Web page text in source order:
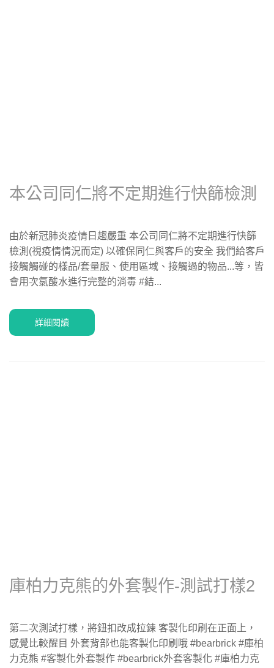
本公司同仁將不定期進行快篩檢測
由於新冠肺炎疫情日趨嚴重 本公司同仁將不定期進行快篩
檢測(視疫情情況而定) 以確保同仁與客戶的安全 我們給客戶
接觸觸碰的樣品/套量服、使用區域、接觸過的物品...等，皆
會用次氯酸水進行完整的消毒 #結...
詳細閱讀
庫柏力克熊的外套製作-測試打樣2
第二次測試打樣，將鈕扣改成拉鍊 客製化印刷在正面上，
感覺比較醒目 外套背部也能客製化印刷哦 #bearbrick #庫柏
力克熊 #客製化外套製作 #bearbrick外套客製化 #庫柏力克